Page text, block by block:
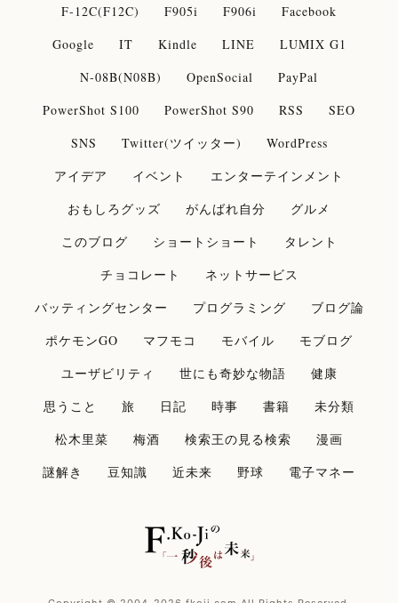
F-12C(F12C)
F905i F906i
Facebook
Google
IT Kindle LINE
LUMIX G1
N-08B(N08B)
OpenSocial
PayPal
PowerShot S100
PowerShot S90 RSS
SEO
SNS
Twitter(ツイッター)
WordPress
アイデア
イベント
エンターテインメント
おもしろグッズ
がんばれ自分
グルメ
このブログ
ショートショート
タレント
チョコレート
ネットサービス
バッティングセンター
プログラミング
ブログ論
ポケモンGO
マフモコ モバイル
モブログ
ユーザビリティ
世にも奇妙な物語
健康
思うこと
旅 日記 時事 書籍
未分類
松木里菜
梅酒 検索王の見る検索
漫画
謎解き
豆知識 近未来 野球 電子マネー